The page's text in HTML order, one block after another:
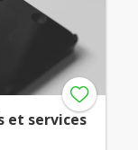
et services